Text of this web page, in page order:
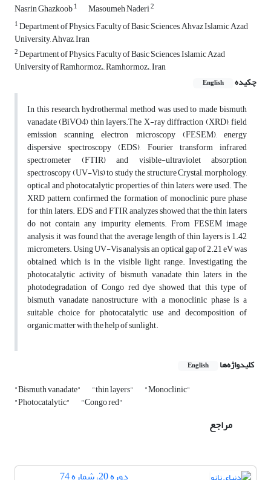
Nasrin Ghazkoob1 Masoumeh Naderi2
1Department of Physics, Faculty of Basic Sciences, Ahvaz Islamic Azad
University, Ahvaz, Iran
2Department of Physics, Faculty of Basic Sciences, Islamic Azad
University of Ramhormoz،, Ramhormoz،, Iran
چکیده
English
In this research, hydrothermal method was used to made bismuth
vanadate (BiVO4) thin layers.The X-ray diffraction (XRD), field
emission scanning electron microscopy (FESEM), energy
dispersive spectroscopy (EDS), Fourier transform infrared
spectrometer (FTIR) and visible-ultraviolet absorption
spectroscopy (UV-Vis) to study the structure Crystal, morphology,
optical and photocatalytic properties of thin laters were used. The
XRD pattern confirmed the formation of monoclinic pure phase
for thin laters. EDS and FTIR analyzes showed that the thin laters
do not contain any impurity elements. From FESEM image
analysis, it was found that the average length of thin layers is 1.42
micrometers. Using UV-Vis analysis, an optical gap of 2.21 eV was
obtained, which is in the visible light range. Investigating the
photocatalytic activity of bismuth vanadate thin laters in the
photodegradation of Congo red dye showed that this type of
bismuth vanadate nanostructure with a monoclinic phase is a
suitable choice for photocatalytic use and decomposition of
organic matter with the help of sunlight.
کلیدواژه‌ها English
"Bismuth vanadate" "thin layers" "Monoclinic"
"Photocatalytic" "Congo red"
مراجع